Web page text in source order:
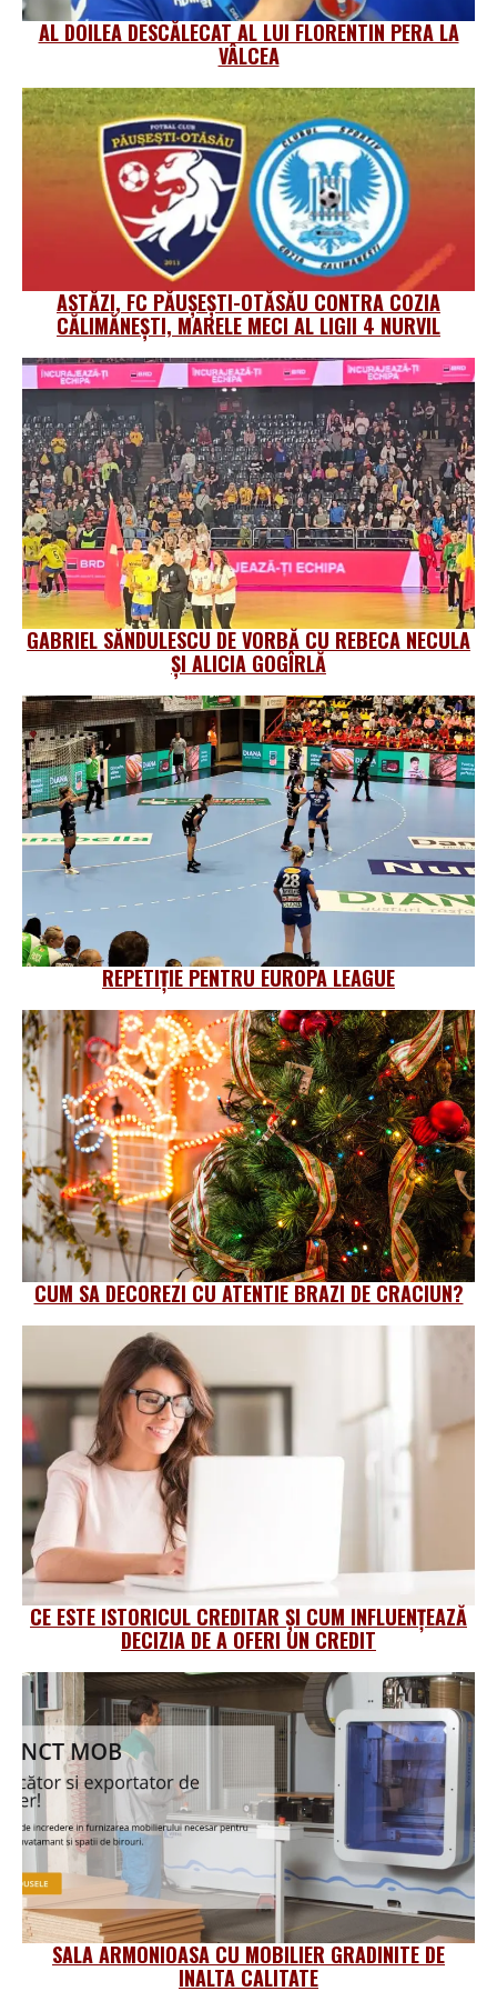
AL DOILEA DESCĂLECAT AL LUI FLORENTIN PERA LA
VÂLCEA
ASTĂZI, FC PĂUȘEȘTI-OTĂSĂU CONTRA COZIA
CĂLIMĂNEȘTI, MARELE MECI AL LIGII 4 NURVIL
GABRIEL SĂNDULESCU DE VORBĂ CU REBECA NECULA
ȘI ALICIA GOGÎRLĂ
REPETIȚIE PENTRU EUROPA LEAGUE
CUM SA DECOREZI CU ATENTIE BRAZI DE CRACIUN?
CE ESTE ISTORICUL CREDITAR ȘI CUM INFLUENȚEAZĂ
DECIZIA DE A OFERI UN CREDIT
SALA ARMONIOASA CU MOBILIER GRADINITE DE
INALTA CALITATE